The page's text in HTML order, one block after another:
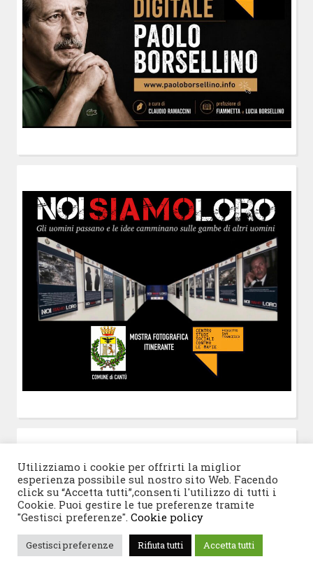
© 2026 Progetto San Francesco |Tema WordPress:
Blogghiamodi CrestaProject.
Utilizziamo i cookie per offrirti la miglior
esperienza possibile sul nostro sito Web. Facendo
click su “Accetta tutti”,consenti l'utilizzo di tutti i
Cookie. Puoi gestire le tue preferenze tramite
"Gestisci preferenze". Cookie policy
Gestisci preferenze Rifiuta tutti Accetta tutti